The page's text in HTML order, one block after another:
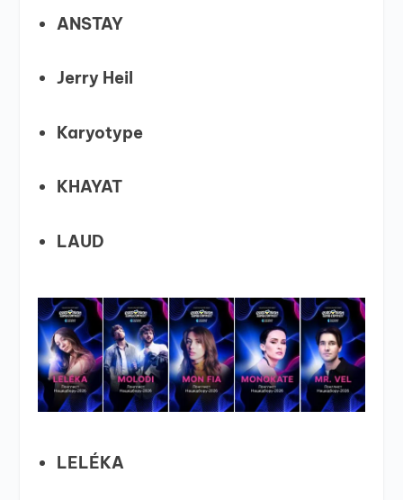
ANSTAY
Jerry Heil
Karyotype
KHAYAT
LAUD
LELÉKA